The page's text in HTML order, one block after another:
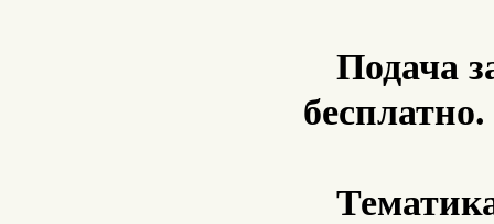
Подача
бесплатно.